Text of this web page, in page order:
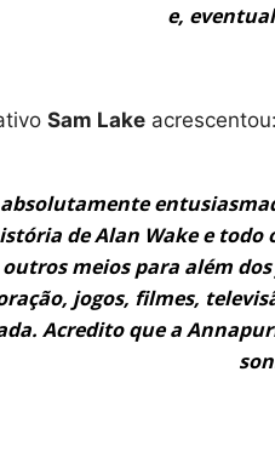
e,
Sam Lake acrescentou:
de Alan Wake e todo
outros meios para além
jogos, filmes,
Acredito que a